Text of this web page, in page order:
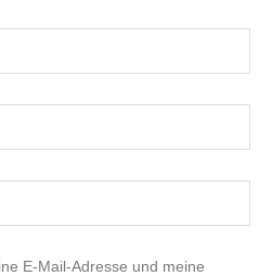
E-Mail-Adresse und meine